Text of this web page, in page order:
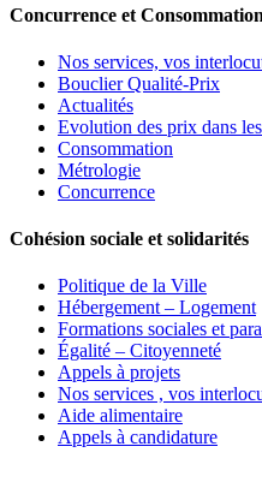
Concurrence et Consommation
Nos services, vos
Bouclier Qualité-Prix
Actualités
Evolution des prix dans
Consommation
Métrologie
Concurrence
Cohésion sociale et solidarités
Politique de la Ville
Hébergement – Logement
Formations sociales et
Égalité – Citoyenneté
Appels à projets
Nos services , vos
Aide alimentaire
Appels à candidature